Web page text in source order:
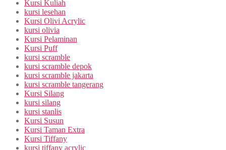
Kursi Kuliah
kursi lesehan
Kursi Olivi Acrylic
kursi olivia
Kursi Pelaminan
Kursi Puff
kursi scramble
kursi scramble depok
kursi scramble jakarta
kursi scramble tangerang
Kursi Silang
kursi silang
kursi stanlis
Kursi Susun
Kursi Taman Extra
Kursi Tiffany
kursi tiffany acrylic